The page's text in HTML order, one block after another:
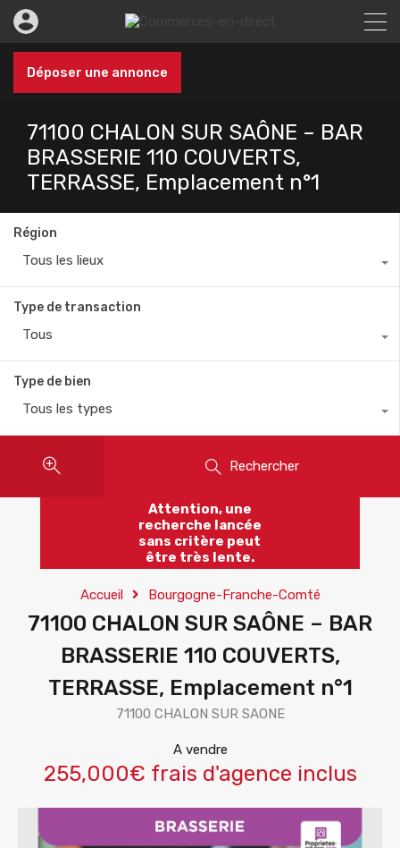
Déposer une annonce
71100 CHALON SUR SAÔNE – BAR
BRASSERIE 110 COUVERTS,
TERRASSE, Emplacement n°1
Région
Tous les lieux
Type de transaction
Tous
Type de bien
Tous les types
Rechercher
Attention, une
recherche lancée
sans critère peut
être très lente.
Accueil Bourgogne-Franche-Comté
71100 CHALON SUR SAÔNE – BAR
BRASSERIE 110 COUVERTS,
TERRASSE, Emplacement n°1
71100 CHALON SUR SAONE
A vendre
255,000€ frais d'agence inclus